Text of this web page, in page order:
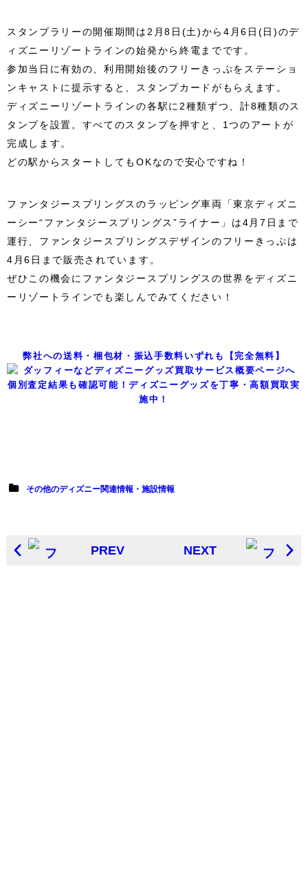
スタンプラリーの開催期間は2月8日(土)から4月6日(日)のデ
ィズニーリゾートラインの始発から終電までです。
参加当日に有効の、利用開始後のフリーきっぷをステーショ
ンキャストに提示すると、スタンプカードがもらえます。
ディズニーリゾートラインの各駅に2種類ずつ、計8種類のス
タンプを設置。すべてのスタンプを押すと、1つのアートが
完成します。
どの駅からスタートしてもOKなので安心ですね！
ファンタジースプリングスのラッピング車両「東京ディズニ
ーシー“ファンタジースプリングス”ライナー」は4月7日まで
運行、ファンタジースプリングスデザインのフリーきっぷは
4月6日まで販売されています。
ぜひこの機会にファンタジースプリングスの世界をディズニ
ーリゾートラインでも楽しんでみてください！
弊社への送料・梱包材・振込手数料いずれも【完全無料】
個別査定結果も確認可能！ディズニーグッズを丁寧・高額買取実
施中！
その他のディズニー関連情報・施設情報
PREV NEXT